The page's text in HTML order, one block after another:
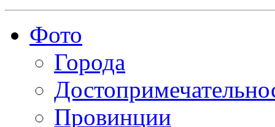
Фото
Города
Провинции